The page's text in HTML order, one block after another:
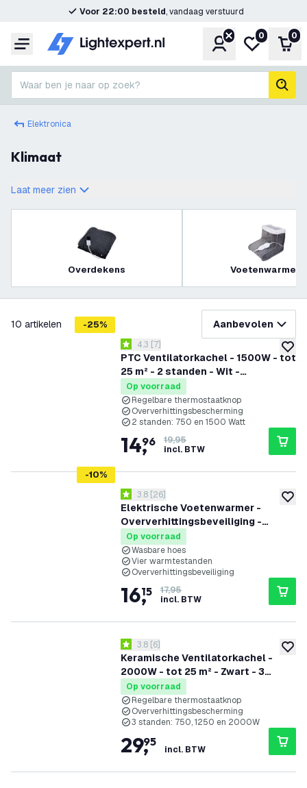
Voor 22:00 besteld, vandaag verstuurd
Menu Account
Mijn
0 0
Waar ben je naar op zoek?
Elektronica
Klimaat
Laat meer zien
Overdekens Voetenwarmers
10 artikelen Aanbevolen
-25%
PTC Ventilatorkachel - 1500W - tot
25 m² - 2 standen - Wit -
Elektrische Verwarming
reviews drawer openen
4.3 score sterren
4.3 [7]
Op voorraad
Regelbare thermostaatknop
Oververhittingsbescherming
2 standen: 750 en 1500 Watt
14,
96
19,95
incl. BTW
-10%
Elektrische Voetenwarmer -
Oververhittingsbeveiliging -
Binnenhoes Wasbaar - 4
Warmtestanden - Grijs
reviews drawer openen
3.8 score sterren
3.8 [26]
Op voorraad
Wasbare hoes
Vier warmtestanden
Oververhittingsbeveiliging
16,
15
17,95
incl. BTW
Keramische Ventilatorkachel -
2000W - tot 25 m² - Zwart - 3
standen
reviews drawer openen
3.8 score sterren
3.8 [6]
Op voorraad
Regelbare thermostaatknop
Oververhittingsbescherming
3 standen: 750, 1250 en 2000W
29,
95
incl. BTW
filteren